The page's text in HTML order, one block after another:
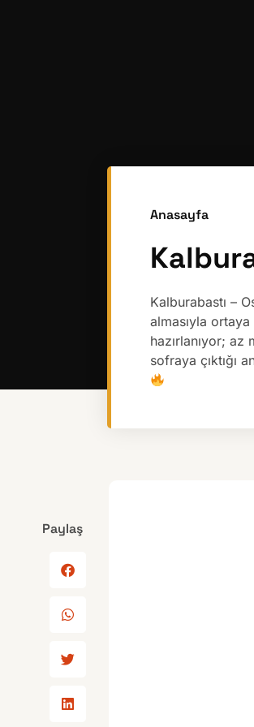
Anasayfa
Kalburabastı –
almasıyla
hazırlanıyor;
sofraya çıktığı
Paylaş